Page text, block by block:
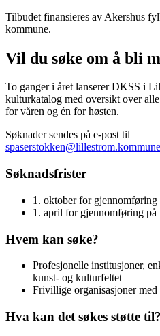
Tilbudet finansieres av Akershus
kommune.
Vil du søke om å bli
To ganger i året lanserer DKSS i
kulturkatalog med oversikt over
for våren og én for høsten.
Søknader sendes på e-post til
Søknadsfrister
1. oktober for gjennomføring
1. april for gjennomføring på
Hvem kan søke?
Profesjonelle institusjoner,
kunst- og kulturfeltet
Frivillige organisasjoner
Hva kan det søkes støtte til?